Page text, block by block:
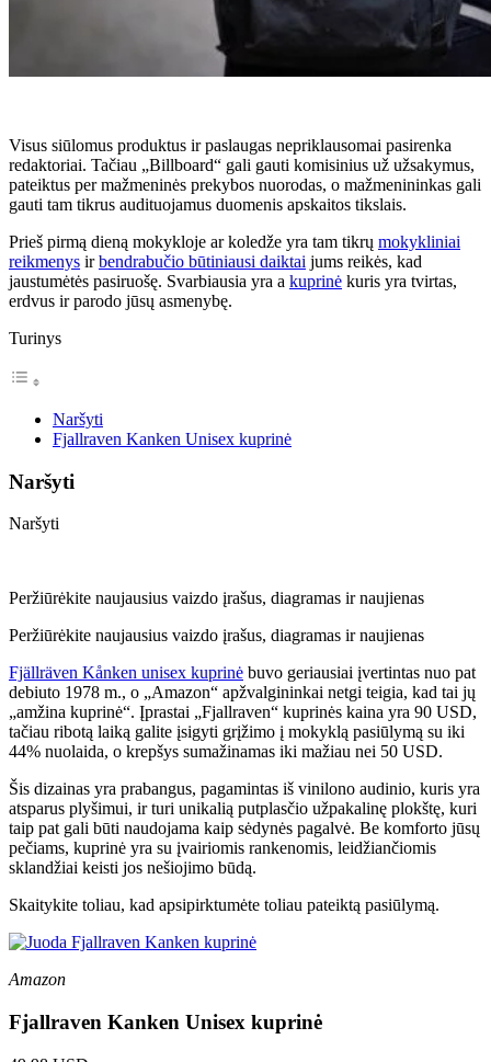
Visus siūlomus produktus ir paslaugas nepriklausomai pasirenka
redaktoriai. Tačiau „Billboard“ gali gauti komisinius už užsakymus,
pateiktus per mažmeninės prekybos nuorodas, o mažmenininkas gali
gauti tam tikrus audituojamus duomenis apskaitos tikslais.
Prieš pirmą dieną mokykloje ar koledže yra tam tikrų mokykliniai
reikmenys irbendrabučio būtiniausi daiktai jums reikės, kad
jaustumėtės pasiruošę. Svarbiausia yra a kuprinė kuris yra tvirtas,
erdvus ir parodo jūsų asmenybę.
Turinys
Naršyti
Fjallraven Kanken Unisex kuprinė
Naršyti
Naršyti
Peržiūrėkite naujausius vaizdo įrašus, diagramas ir naujienas
Peržiūrėkite naujausius vaizdo įrašus, diagramas ir naujienas
Fjällräven Kånken unisex kuprinė buvo geriausiai įvertintas nuo pat
debiuto 1978 m., o „Amazon“ apžvalgininkai netgi teigia, kad tai jų
„amžina kuprinė“. Įprastai „Fjallraven“ kuprinės kaina yra 90 USD,
tačiau ribotą laiką galite įsigyti grįžimo į mokyklą pasiūlymą su iki
44% nuolaida, o krepšys sumažinamas iki mažiau nei 50 USD.
Šis dizainas yra prabangus, pagamintas iš vinilono audinio, kuris yra
atsparus plyšimui, ir turi unikalią putplasčio užpakalinę plokštę, kuri
taip pat gali būti naudojama kaip sėdynės pagalvė. Be komforto jūsų
pečiams, kuprinė yra su įvairiomis rankenomis, leidžiančiomis
sklandžiai keisti jos nešiojimo būdą.
Skaitykite toliau, kad apsipirktumėte toliau pateiktą pasiūlymą.
Amazon
Fjallraven Kanken Unisex kuprinė